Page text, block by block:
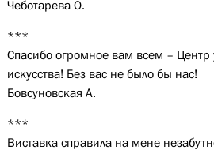
Чеботарева О.
***
Спасибо огромное вам всем – Центр
искусства! Без вас не было бы нас!
Бовсуновская А.
***
Виставка справила на мене